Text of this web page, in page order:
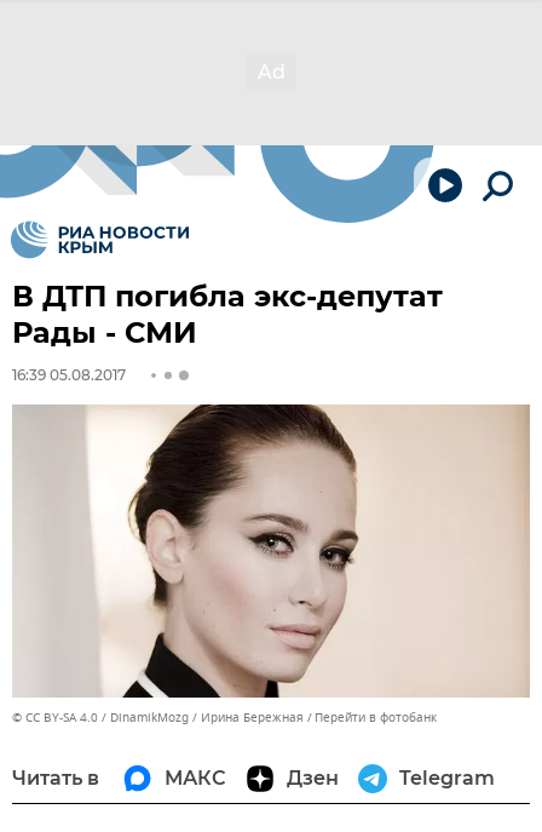
В ДТП погибла экс-депутат
Рады - СМИ
16:39 05.08.2017
© CC BY-SA 4.0 / DinamikMozg / Ирина Бережная Перейти в фотобанк
Читать в МАКС Дзен Telegram